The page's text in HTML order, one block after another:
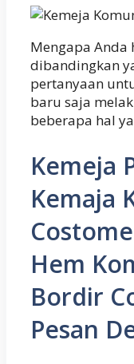
Mengapa Anda
dibandingkan
pertanyaan
baru saja
beberapa hal
Kemeja
Kemaja
Hem
Bordir
Pesan